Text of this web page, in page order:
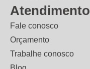
Atendimento
Fale conosco
Orçamento
Trabalhe conosco